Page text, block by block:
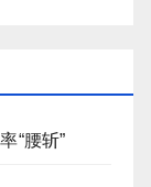
“腰斩”